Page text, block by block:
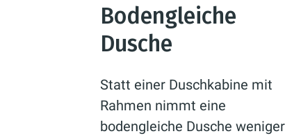
Bodengleiche
Dusche
Statt einer Duschkabine mit
Rahmen nimmt eine
bodengleiche Dusche weniger